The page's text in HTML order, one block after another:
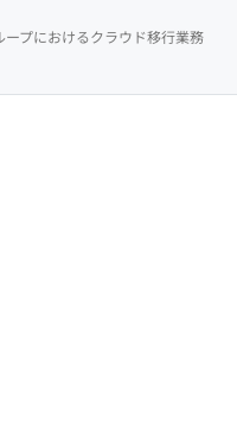
ープにおけるクラウド移行業務